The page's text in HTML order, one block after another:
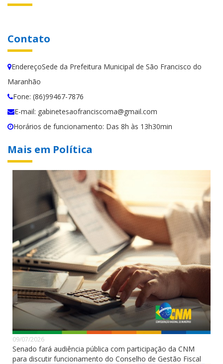
Contato
EndereçoSede da Prefeitura Municipal de São Francisco do
Maranhão
Fone: (86)99467-7876
E-mail: gabinetesaofranciscoma@gmail.com
Horários de funcionamento: Das 8h às 13h30min
Mais em Política
09/07/2026
Senado fará audiência pública com participação da CNM
para discutir funcionamento do Conselho de Gestão Fiscal